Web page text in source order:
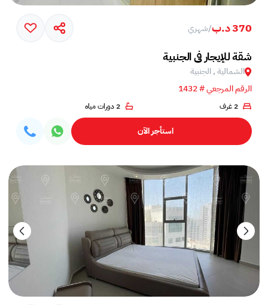
370 د.ب /شهري
شقة للإيجار في الجنبية
الشمالية , الجنبية
الرقم المرجعي # 1432
2 غرف 2 دورات مياه
استأجر الآن